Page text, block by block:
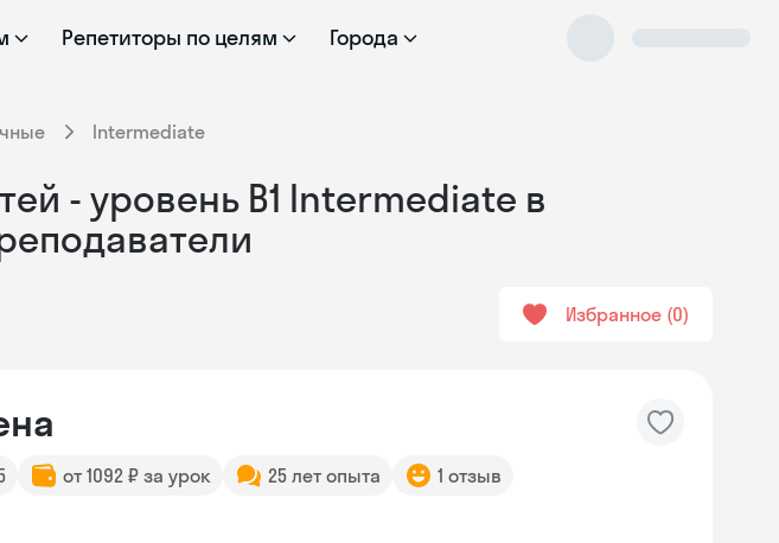
Репетиторы по целям Города
Intermediate
- уровень B1 Intermediate в
Избранное 0
от 1092 ₽ за урок 25 лет опыта 1 отзыв